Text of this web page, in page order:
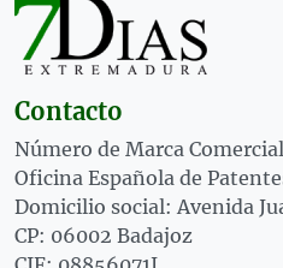
Contacto
Número de Marca
Oficina Española de
Domicilio social: Avenida
CP: 06002 Badajoz